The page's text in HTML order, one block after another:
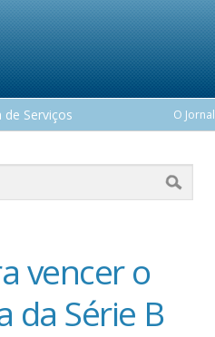
de Serviços
O Jornal
vencer o
da Série B